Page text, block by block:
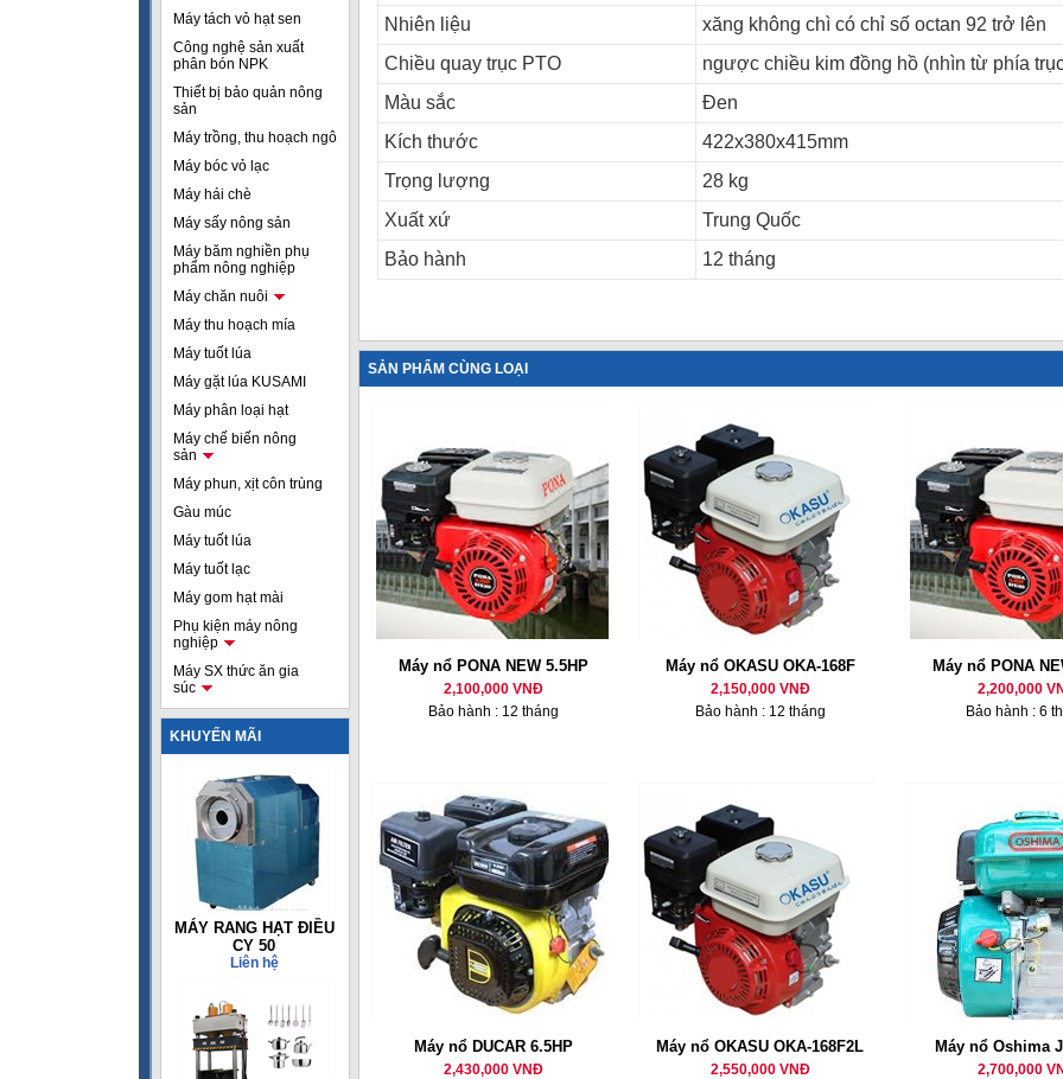
Máy tách vỏ hạt sen
Công nghệ sản xuất
phân bón NPK
Thiết bị bảo quản nông
sản
Máy trồng, thu hoạch ngô
Máy bóc vỏ lạc
Máy hái chè
Máy sấy nông sản
Máy băm nghiền phụ
phẩm nông nghiệp
Máy chăn nuôi
Máy thu hoạch mía
Máy tuốt lúa
Máy gặt lúa KUSAMI
Máy phân loại hạt
Máy chế biến nông
sản
Máy phun, xịt côn trùng
Gàu múc
Máy tuốt lúa
Máy tuốt lạc
Máy gom hạt mài
Phụ kiện máy nông
nghiệp
Máy SX thức ăn gia
súc
KHUYẾN MÃI
MÁY RANG HẠT ĐIỀU
CY 50
Liên hệ
Nhiên liệu
xăng không chì có chỉ số octan 92 trở lên
Chiều quay trục PTO
ngược chiều kim đồng hồ (nhìn từ phía
Màu sắc
Đen
Kích thước
422x380x415mm
Trọng lượng
28 kg
Xuất xứ
Trung Quốc
Bảo hành
12 tháng
SẢN PHẨM CÙNG LOẠI
Máy nổ PONA NEW 5.5HP
2,100,000 VNĐ
Bảo hành : 12 tháng
Máy nổ OKASU OKA-168F
2,150,000 VNĐ
Bảo hành : 12 tháng
Máy nổ PONA
2,200,000
Bảo hành : 6
Máy nổ DUCAR 6.5HP
2,430,000 VNĐ
Máy nổ OKASU OKA-168F2L
2,550,000 VNĐ
Máy nổ Oshima
2,700,000